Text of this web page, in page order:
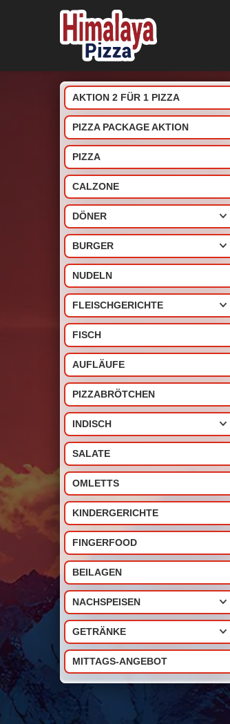
AKTION 2 FÜR 1 PIZZA
PIZZA PACKAGE AKTION
PIZZA
CALZONE
DÖNER
BURGER
NUDELN
FLEISCHGERICHTE
FISCH
AUFLÄUFE
PIZZABRÖTCHEN
INDISCH
SALATE
OMLETTS
KINDERGERICHTE
FINGERFOOD
BEILAGEN
NACHSPEISEN
GETRÄNKE
MITTAGS-ANGEBOT